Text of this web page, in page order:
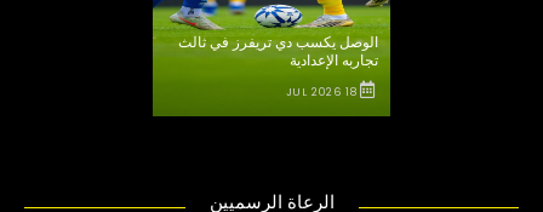
الوصل يكسب دي تريفرز في ثالث
تجاربه الإعدادية
الرعاة الرسميين